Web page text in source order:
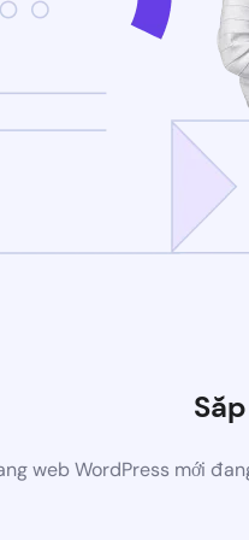
web WordPress mới